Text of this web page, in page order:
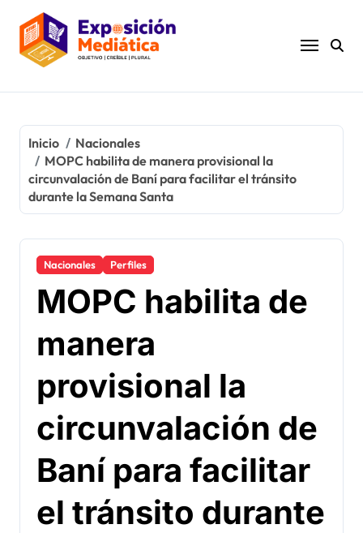
contenido
Inicio
Nacionales
MOPC habilita de manera provisional la
circunvalación de Baní para facilitar el tránsito
durante la Semana Santa
Nacionales Perfiles
MOPC habilita de
manera
provisional la
circunvalación de
Baní para facilitar
el tránsito durante